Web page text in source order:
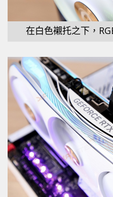
在白色襯托之下，